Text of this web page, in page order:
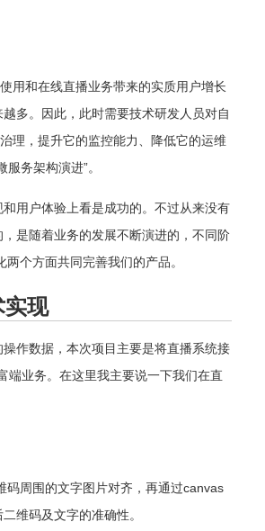
用和在线直播业务带来的实质用户增长
多。因此，此时需要技术研发人员对自
理，提升它的监控能力、降低它的运维
务架构演进”。
用户体验上看是成功的。不过从来没有
是随着业务的发展不断演进的，不同阶
个方面共同完善我们的产品。
实现
作数据，本次项目主要是将直播系统接
端业务。在这里我主要说一下我们在直
码周围的文字图片对齐，再通过canvas
维码及文字的准确性。